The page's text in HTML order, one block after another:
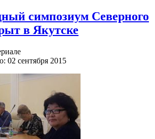
симпозиум Северного
в Якутске
02 сентября 2015